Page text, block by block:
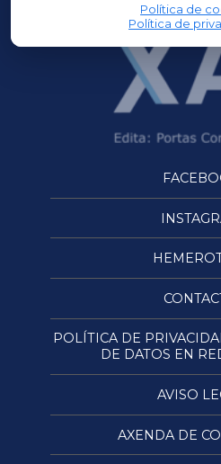
Política de
Política de
POLÍTICA DE
DE DATOS EN
AVISO
AXENDA DE